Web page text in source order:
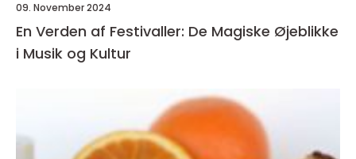
09. November 2024
En Verden af Festivaller: De Magiske Øjeblikke
i Musik og Kultur